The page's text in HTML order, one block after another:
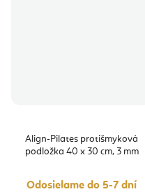
Align-Pilates protišmyková
podložka 40 x 30 cm, 3 mm
Odosielame do 5-7 dní